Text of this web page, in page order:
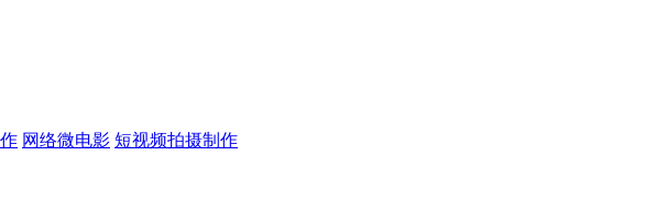
网络微电影 短视频拍摄制作